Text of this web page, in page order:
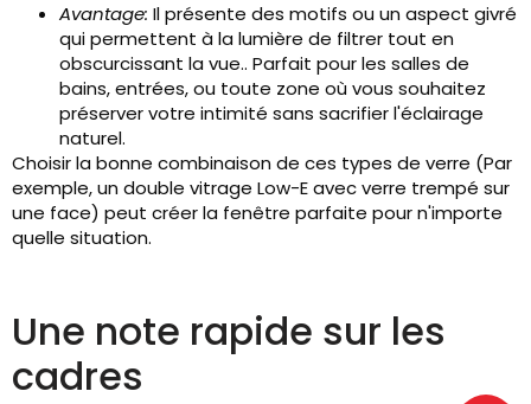
Avantage: Il présente des motifs ou un aspect givré
qui permettent à la lumière de filtrer tout en
obscurcissant la vue.. Parfait pour les salles de
bains, entrées, ou toute zone où vous souhaitez
préserver votre intimité sans sacrifier l'éclairage
naturel.
Choisir la bonne combinaison de ces types de verre (Par
exemple, un double vitrage Low-E avec verre trempé sur
une face) peut créer la fenêtre parfaite pour n'importe
quelle situation.
Une note rapide sur les
cadres